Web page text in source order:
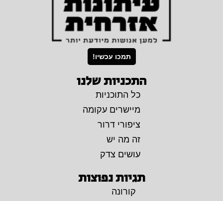
תמכו עכשיו!
התכניות שלנו
כל התוכניות
מיישרים עקומה
ציפורי דרור
זה מה יש
עושים צדק
תגיות נפוצות
קורונה